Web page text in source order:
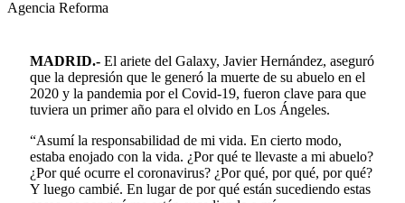
Agencia Reforma
MADRID.- El ariete del Galaxy, Javier Hernández, aseguró
que la depresión que le generó la muerte de su abuelo en el
2020 y la pandemia por el Covid-19, fueron clave para que
tuviera un primer año para el olvido en Los Ángeles.
“Asumí la responsabilidad de mi vida. En cierto modo,
estaba enojado con la vida. ¿Por qué te llevaste a mi abuelo?
¿Por qué ocurre el coronavirus? ¿Por qué, por qué, por qué?
Y luego cambié. En lugar de por qué están sucediendo estas